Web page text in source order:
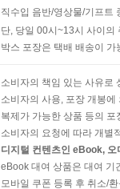
직수입 음반/영상물/기프트
단, 당일 00시~13시 사이의
박스 포장은 택배 배송이
소비자의 책임 있는 사유로
소비자의 사용, 포장 개봉
복제가 가능한 상품 등의
소비자의 요청에 따라 개별
디지털 컨텐츠인 eBook,
eBook 대여 상품은 대여 기
모바일 쿠폰 등록 후 취소/